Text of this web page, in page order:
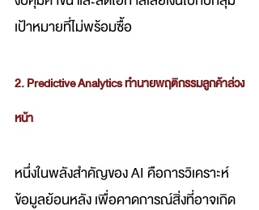
เป้าหมายที่ไม่พร้อมซื้อ
2. Predictive Analytics ทำนายพฤติกรรมลูกค้าล่วง
หน้า
หนึ่งในพลังสำคัญของ AI คือการวิเคราะห์
ข้อมูลย้อนหลัง เพื่อคาดการณ์สิ่งที่อาจเกิด